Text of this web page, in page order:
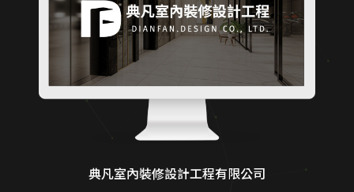
典凡室內裝修設計工程有限公司